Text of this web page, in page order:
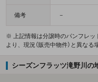
備考 －
※ 上記情報は分譲時のパンフレッ
より、現況（販売中物件）と異なる
シーズンフラッツ滝野川の